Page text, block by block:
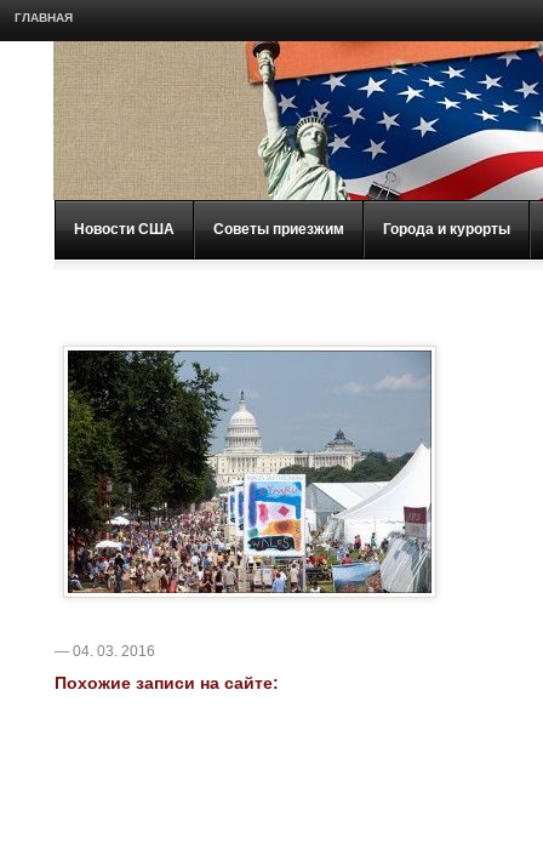
ГЛАВНАЯ
Новости США Советы приезжим Города и курорты
— 04. 03. 2016
Похожие записи на сайте: